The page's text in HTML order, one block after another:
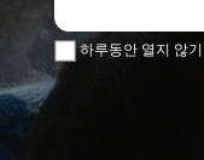
하루동안 열지 않기